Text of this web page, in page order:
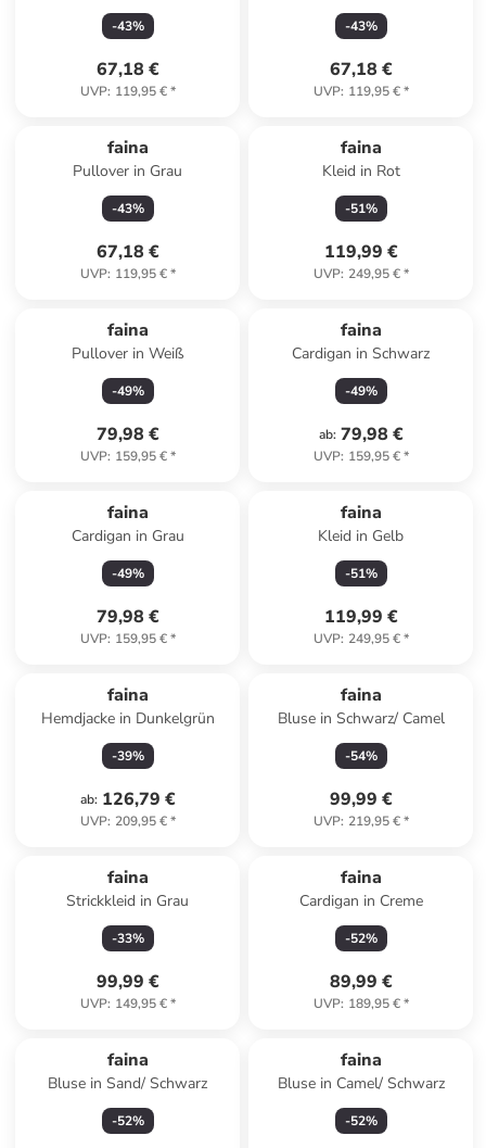
-43%
67,18 €
UVP: 119,95 €*
-43%
67,18 €
UVP: 119,95 €*
faina
Pullover in Grau
-43%
67,18 €
UVP: 119,95 €*
faina
Kleid in Rot
-51%
119,99 €
UVP: 249,95 €*
faina
Pullover in Weiß
-49%
79,98 €
UVP: 159,95 €*
faina
Cardigan in Schwarz
-49%
ab: 79,98 €
UVP: 159,95 €*
faina
Cardigan in Grau
-49%
79,98 €
UVP: 159,95 €*
faina
Kleid in Gelb
-51%
119,99 €
UVP: 249,95 €*
faina
Hemdjacke in Dunkelgrün
-39%
ab: 126,79 €
UVP: 209,95 €*
faina
Bluse in Schwarz/ Camel
-54%
99,99 €
UVP: 219,95 €*
faina
Strickkleid in Grau
-33%
99,99 €
UVP: 149,95 €*
faina
Cardigan in Creme
-52%
89,99 €
UVP: 189,95 €*
faina
Bluse in Sand/ Schwarz
-52%
faina
Bluse in Camel/ Schwarz
-52%